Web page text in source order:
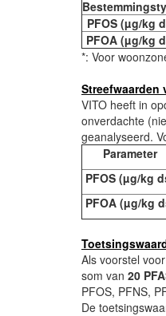
PFOS (µg/kg
PFOA (µg/kg
*: Voor
Streefwaarden
VITO heeft in
onverdachte
geanalyseerd.
Parameter
PFOS (µg/kg
PFOA (µg/kg
Als voorstel
som van 20
PFOS, PFNS,
De